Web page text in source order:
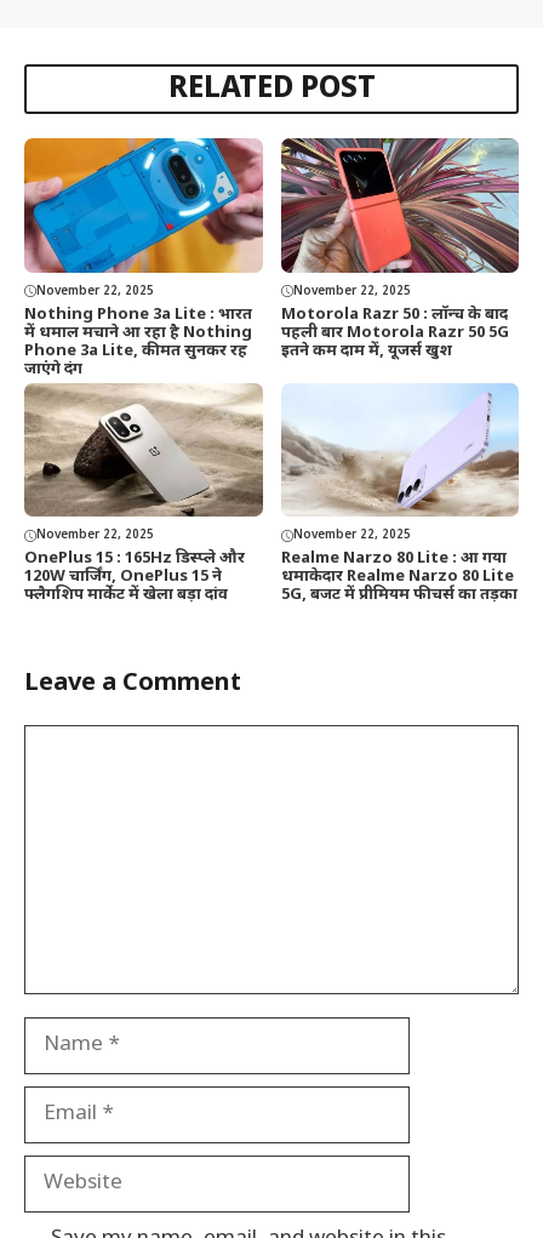
RELATED POST
November 22, 2025
Nothing Phone 3a Lite : भारत
में धमाल मचाने आ रहा है Nothing
Phone 3a Lite, कीमत सुनकर रह
जाएंगे दंग
November 22, 2025
Motorola Razr 50 : लॉन्च के बाद
पहली बार Motorola Razr 50 5G
इतने कम दाम में, यूजर्स खुश
November 22, 2025
OnePlus 15 : 165Hz डिस्प्ले और
120W चार्जिंग, OnePlus 15 ने
फ्लैगशिप मार्केट में खेला बड़ा दांव
November 22, 2025
Realme Narzo 80 Lite : आ गया
धमाकेदार Realme Narzo 80 Lite
5G, बजट में प्रीमियम फीचर्स का तड़का
Leave a Comment
Name
Email
Website